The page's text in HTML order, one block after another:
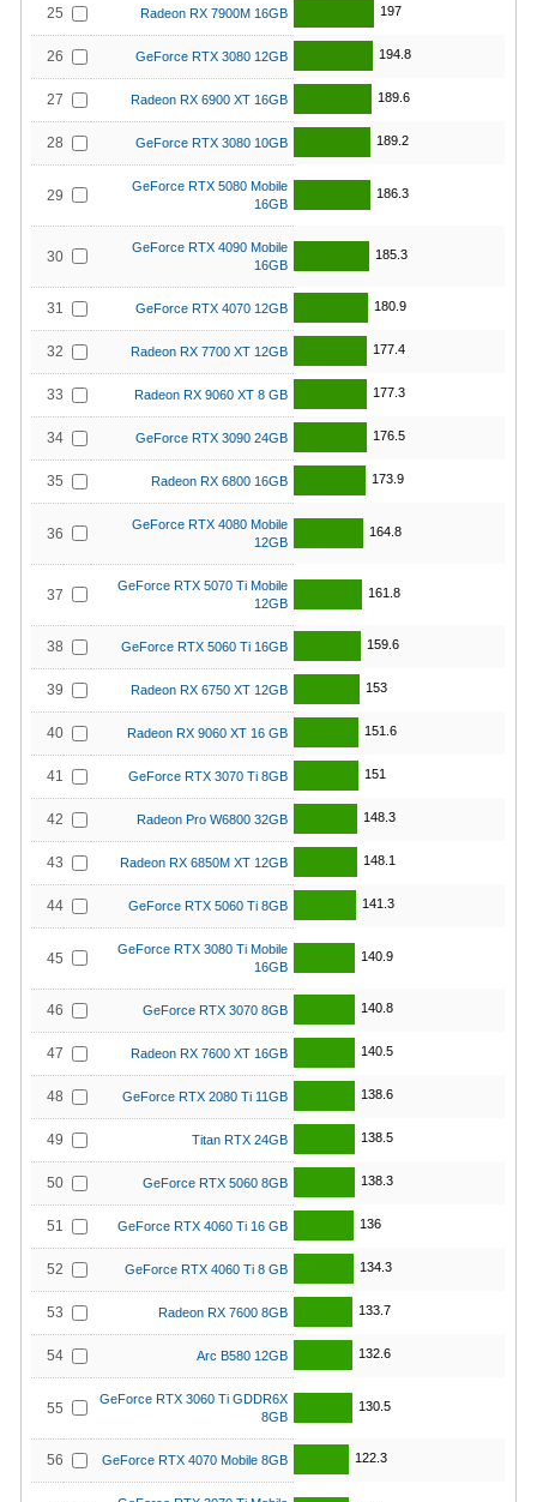
25 Radeon RX 7900M 16GB 197
26 GeForce RTX 3080 12GB 194.8
27 Radeon RX 6900 XT 16GB 189.6
28 GeForce RTX 3080 10GB 189.2
29
GeForce RTX 5080 Mobile
16GB
186.3
30
GeForce RTX 4090 Mobile
16GB
185.3
31 GeForce RTX 4070 12GB 180.9
32 Radeon RX 7700 XT 12GB 177.4
33 Radeon RX 9060 XT 8 GB 177.3
34 GeForce RTX 3090 24GB 176.5
35 Radeon RX 6800 16GB 173.9
36
GeForce RTX 4080 Mobile
12GB
164.8
37
GeForce RTX 5070 Ti Mobile
12GB
161.8
38 GeForce RTX 5060 Ti 16GB 159.6
39 Radeon RX 6750 XT 12GB 153
40 Radeon RX 9060 XT 16 GB 151.6
41 GeForce RTX 3070 Ti 8GB 151
42 Radeon Pro W6800 32GB 148.3
43 Radeon RX 6850M XT 12GB 148.1
44 GeForce RTX 5060 Ti 8GB 141.3
45
GeForce RTX 3080 Ti Mobile
16GB
140.9
46 GeForce RTX 3070 8GB 140.8
47 Radeon RX 7600 XT 16GB 140.5
48 GeForce RTX 2080 Ti 11GB 138.6
49 Titan RTX 24GB 138.5
50 GeForce RTX 5060 8GB 138.3
51 GeForce RTX 4060 Ti 16 GB 136
52 GeForce RTX 4060 Ti 8 GB 134.3
53 Radeon RX 7600 8GB 133.7
54 Arc B580 12GB 132.6
55
GeForce RTX 3060 Ti GDDR6X
8GB
130.5
56 GeForce RTX 4070 Mobile 8GB 122.3